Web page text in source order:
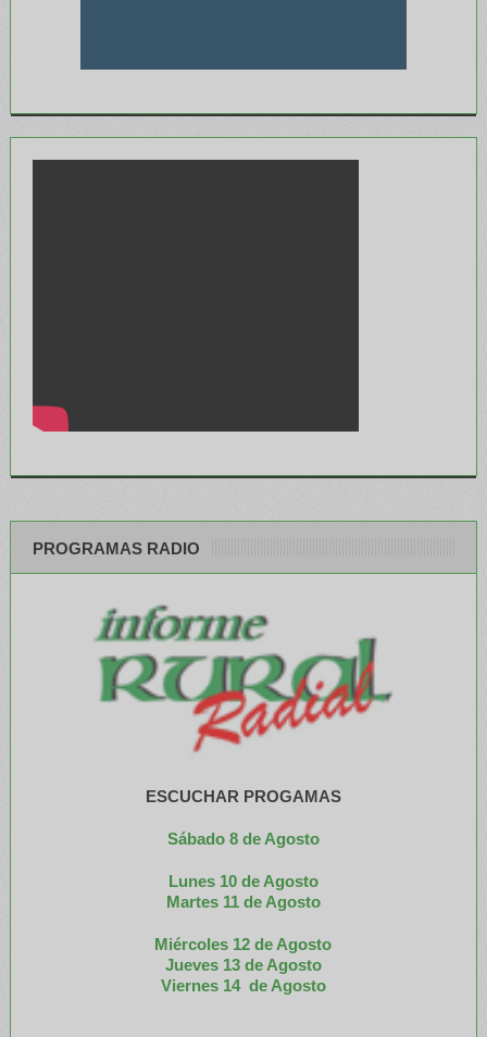
PROGRAMAS RADIO
ESCUCHAR PROGAMAS
Sábado 8 de Agosto
Lunes 10 de Agosto
Martes 11 de Agosto
Miércoles 12 de Agosto
Jueves 13 de Agosto
Viernes 14 de Agosto